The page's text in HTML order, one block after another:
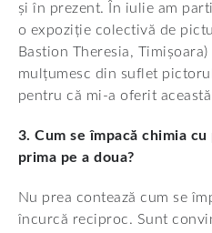
și în prezent. În iulie am
o expoziție colectivă de
Bastion Theresia,
mulțumesc din suflet
pentru că mi-a oferit
3. Cum se împacă chimia
prima pe a doua?
Nu prea contează cum se
încurcă reciproc. Sunt